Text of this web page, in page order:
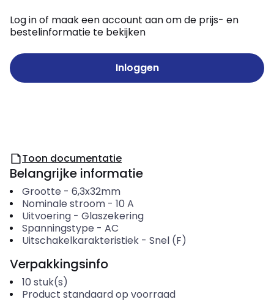
Log in of maak een account aan om de prijs- en
bestelinformatie te bekijken
Inloggen
Toon documentatie
Belangrijke informatie
Grootte - 6,3x32mm
Nominale stroom- 10 A
Uitvoering- Glaszekering
Spanningstype - AC
Uitschakelkarakteristiek- Snel (F)
Verpakkingsinfo
10 stuk(s)
Product standaard op voorraad